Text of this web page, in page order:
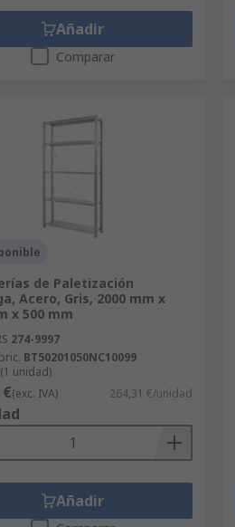
Añadir
Comparar
de Paletización
Acero, Gris, 2000 mm x
x 500 mm
274-9997
BT50201050NC10099
unidad)
(exc. IVA) 264,31 €/unidad
Añadir